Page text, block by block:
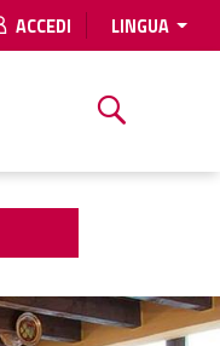
ACCEDI LINGUA